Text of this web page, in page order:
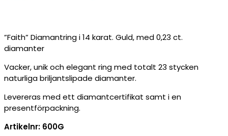
”Faith” Diamantring i 14 karat. Guld, med 0,23 ct.
diamanter
Vacker, unik och elegant ring med totalt 23 stycken
naturliga briljantslipade diamanter.
Levereras med ett diamantcertifikat samt i en
presentförpackning.
Artikelnr: 600G